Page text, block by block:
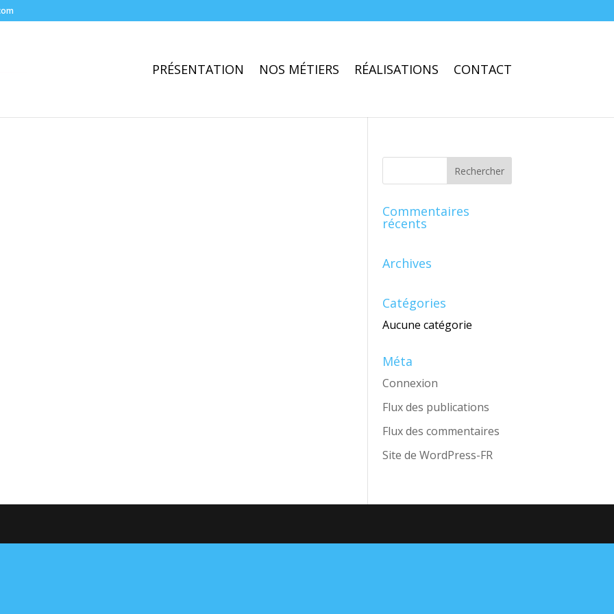
PRÉSENTATION NOS MÉTIERS RÉALISATIONS CONTACT
Commentaires
récents
Archives
Catégories
Aucune catégorie
Méta
Connexion
Flux des publications
Flux des commentaires
Site de WordPress-FR